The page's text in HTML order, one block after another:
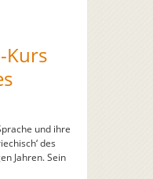
Kurs
und ihre
des
Jahren. Sein